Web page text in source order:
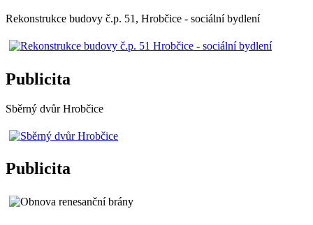
Rekonstrukce budovy č.p. 51, Hrobčice - sociální bydlení
Publicita
Sběrný dvůr Hrobčice
Publicita